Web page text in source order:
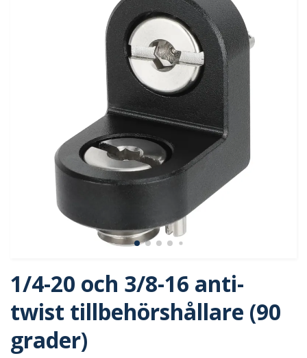
1/4-20 och 3/8-16 anti-
twist tillbehörshållare (90
grader)